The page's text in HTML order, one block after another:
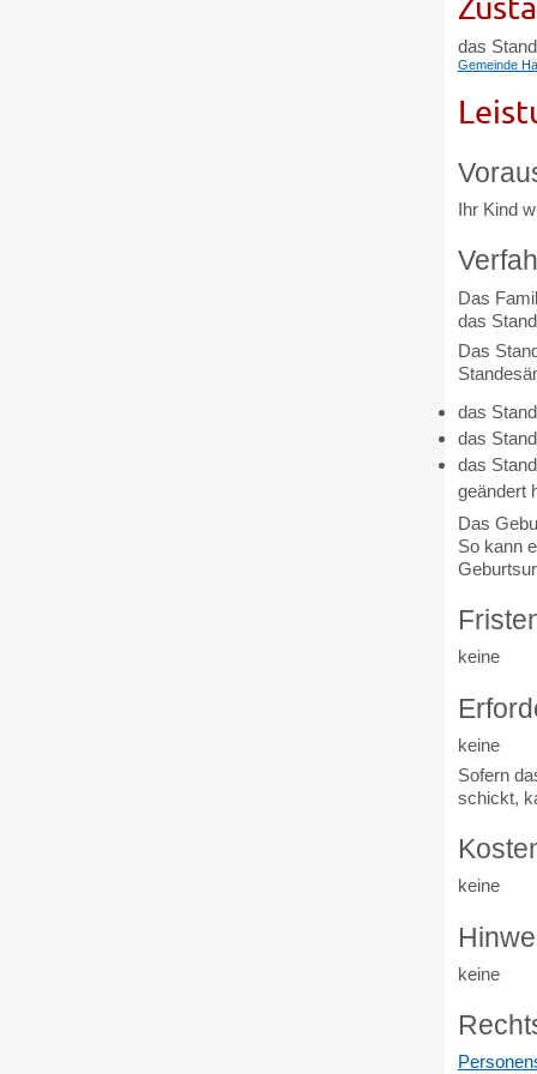
das
Gemeinde
Ihr Kind
Das
das
Das
das
das
das
geändert
Das
So kann
keine
keine
Sofern
schickt,
keine
keine